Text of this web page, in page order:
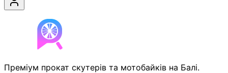
Преміум прокат скутерів та мотобайків на Балі.